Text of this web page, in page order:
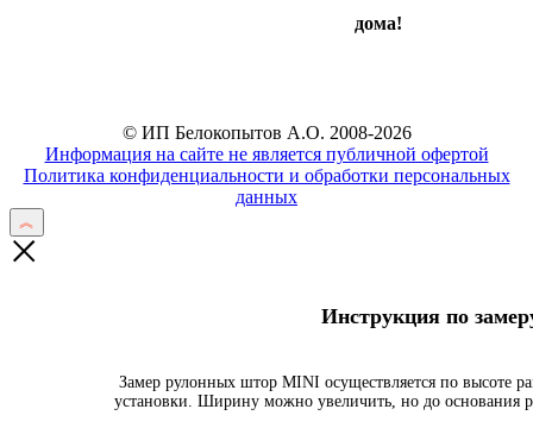
дома!
© ИП Белокопытов А.О. 2008-2026
Информация на сайте не является публичной офертой
Политика конфиденциальности и обработки персональных
данных
Инструкция по
Замер рулонных штор MINI осуществляется по высоте
установки. Ширину можно увеличить, но до основания